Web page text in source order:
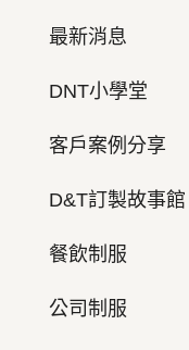
最新消息
DNT小學堂
客戶案例分享
D&T訂製故事館
餐飲制服
公司制服